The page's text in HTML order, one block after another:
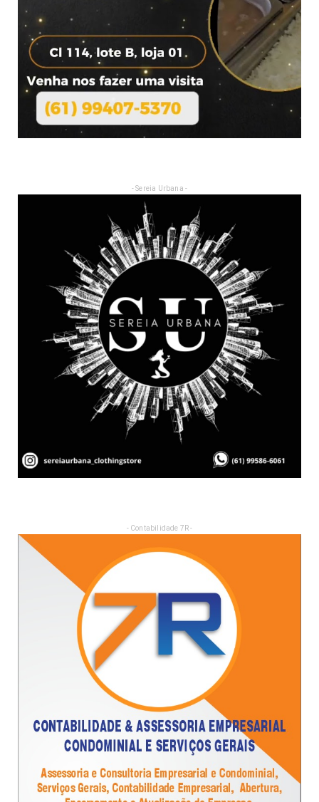
- Sereia Urbana -
- Contabilidade 7R -